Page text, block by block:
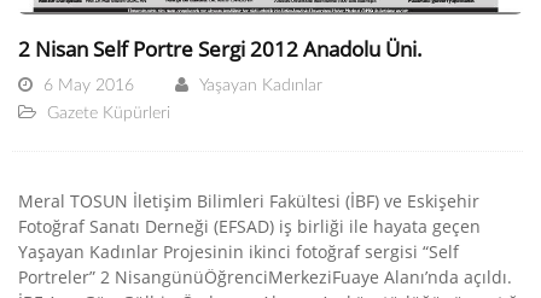
2 Nisan Self Portre Sergi 2012 Anadolu Üni.
6 May 2016
Yaşayan Kadınlar
Gazete Küpürleri
Meral TOSUN İletişim Bilimleri Fakültesi (İBF) ve Eskişehir
Fotoğraf Sanatı Derneği (EFSAD) iş birliği ile hayata geçen
Yaşayan Kadınlar Projesinin ikinci fotoğraf sergisi “Self
Portreler” 2 NisangünüÖğrenciMerkeziFuaye Alanı’nda açıldı.